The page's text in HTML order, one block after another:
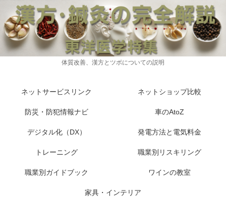
体質改善、漢方とツボについての説明
ネットサービスリンク ネットショップ比較
防災・防犯情報ナビ 車のAtoZ
デジタル化（DX） 発電方法と電気料金
トレーニング 職業別リスキリング
職業別ガイドブック ワインの教室
家具・インテリア